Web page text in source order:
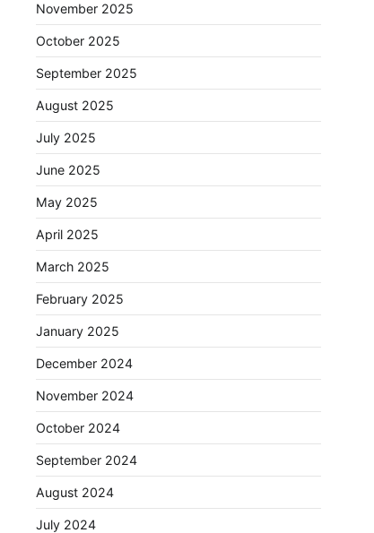
November 2025
October 2025
September 2025
August 2025
July 2025
June 2025
May 2025
April 2025
March 2025
February 2025
January 2025
December 2024
November 2024
October 2024
September 2024
August 2024
July 2024